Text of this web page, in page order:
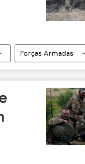
Forças Armadas
Rossiya 1